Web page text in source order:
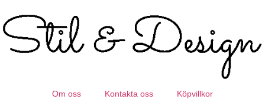
Om oss Kontakta oss Köpvillkor